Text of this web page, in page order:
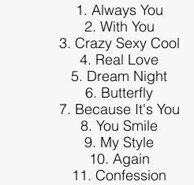
1. Always You
2. With You
3. Crazy Sexy Cool
4. Real Love
5. Dream Night
6. Butterfly
7. Because It's You
8. You Smile
9. My Style
10. Again
11. Confession